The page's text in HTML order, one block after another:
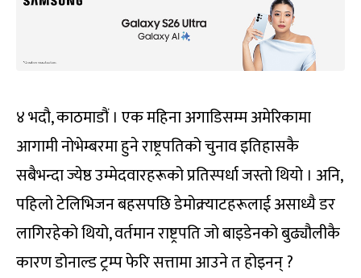
४ भदौ, काठमाडौं । एक महिना अगाडिसम्म अमेरिकामा
आगामी नोभेम्बरमा हुने राष्ट्रपतिको चुनाव इतिहासकै
सबैभन्दा ज्येष्ठ उम्मेदवारहरूको प्रतिस्पर्धा जस्तो थियो । अनि,
पहिलो टेलिभिजन बहसपछि डेमोक्र्याटहरूलाई असाध्यै डर
लागिरहेको थियो, वर्तमान राष्ट्रपति जो बाइडेनको बुढ्यौलीकै
कारण डोनाल्ड ट्रम्प फेरि सत्तामा आउने त होइनन् ?